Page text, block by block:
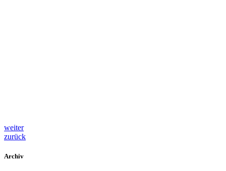
weiter
zurück
Archiv